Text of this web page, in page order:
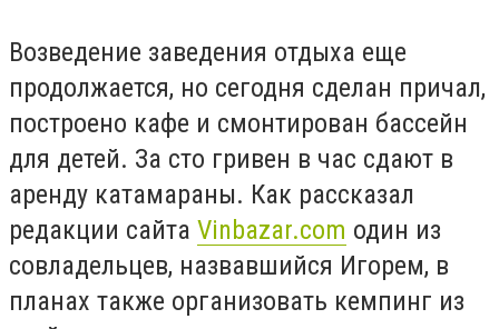
Возведение заведения отдыха еще
продолжается, но сегодня сделан причал,
построено кафе и смонтирован бассейн
для детей. За сто гривен в час сдают в
аренду катамараны. Как рассказал
редакции сайта Vinbazar.com один из
совладельцев, назвавшийся Игорем, в
планах также организовать кемпинг из